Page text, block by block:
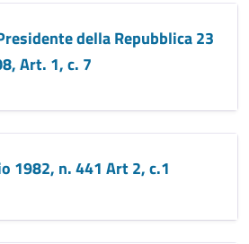
della Repubblica 23
Art. 1, c. 7
1982, n. 441 Art 2, c.1